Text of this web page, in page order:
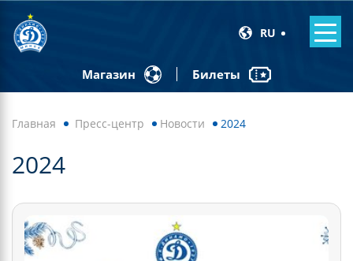
RU
Магазин Билеты
Главная Пресс-центр Новости 2024
2024